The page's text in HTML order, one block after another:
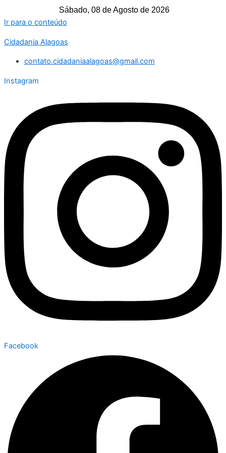
Sábado, 08 de Agosto de 2026
Ir para o conteúdo
Cidadania Alagoas
contato.cidadaniaalagoas@gmail.com
Instagram
Facebook